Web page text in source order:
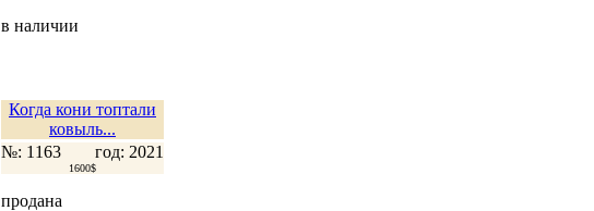
в наличии
Когда кони топтали
ковыль...
№: 1163
год: 2021
1600$
продана